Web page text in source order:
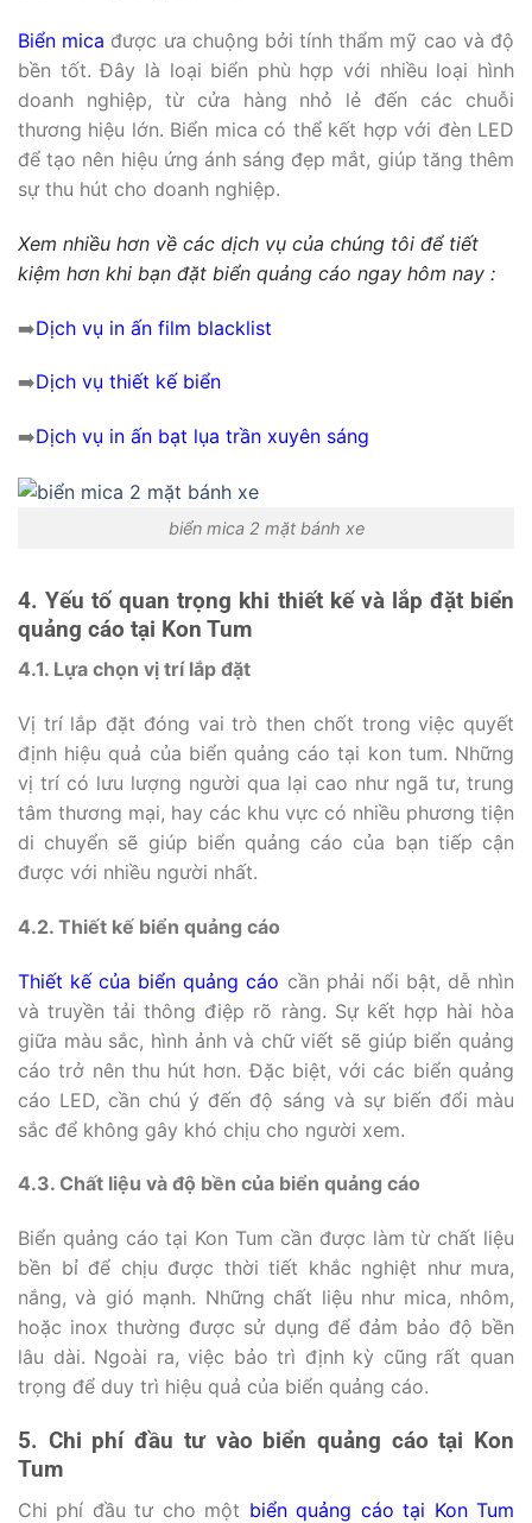
Biển mica được ưa chuộng bởi tính thẩm mỹ cao và độ
bền tốt. Đây là loại biển phù hợp với nhiều loại hình
doanh nghiệp, từ cửa hàng nhỏ lẻ đến các chuỗi
thương hiệu lớn. Biển mica có thể kết hợp với đèn LED
để tạo nên hiệu ứng ánh sáng đẹp mắt, giúp tăng thêm
sự thu hút cho doanh nghiệp.
Xem nhiều hơn về các dịch vụ của chúng tôi để tiết
kiệm hơn khi bạn đặt biển quảng cáo ngay hôm nay :
➡️Dịch vụ in ấn film blacklist
➡️Dịch vụ thiết kế biển
➡️Dịch vụ in ấn bạt lụa trần xuyên sáng
biển mica 2 mặt bánh xe
4. Yếu tố quan trọng khi thiết kế và lắp đặt biển
quảng cáo tại Kon Tum
4.1. Lựa chọn vị trí lắp đặt
Vị trí lắp đặt đóng vai trò then chốt trong việc quyết
định hiệu quả của biển quảng cáo tại kon tum. Những
vị trí có lưu lượng người qua lại cao như ngã tư, trung
tâm thương mại, hay các khu vực có nhiều phương tiện
di chuyển sẽ giúp biển quảng cáo của bạn tiếp cận
được với nhiều người nhất.
4.2. Thiết kế biển quảng cáo
Thiết kế của biển quảng cáo cần phải nổi bật, dễ nhìn
và truyền tải thông điệp rõ ràng. Sự kết hợp hài hòa
giữa màu sắc, hình ảnh và chữ viết sẽ giúp biển quảng
cáo trở nên thu hút hơn. Đặc biệt, với các biển quảng
cáo LED, cần chú ý đến độ sáng và sự biến đổi màu
sắc để không gây khó chịu cho người xem.
4.3. Chất liệu và độ bền của biển quảng cáo
Biển quảng cáo tại Kon Tum cần được làm từ chất liệu
bền bỉ để chịu được thời tiết khắc nghiệt như mưa,
nắng, và gió mạnh. Những chất liệu như mica, nhôm,
hoặc inox thường được sử dụng để đảm bảo độ bền
lâu dài. Ngoài ra, việc bảo trì định kỳ cũng rất quan
trọng để duy trì hiệu quả của biển quảng cáo.
5. Chi phí đầu tư vào biển quảng cáo tại Kon
Tum
Chi phí đầu tư cho một biển quảng cáo tại Kon Tum